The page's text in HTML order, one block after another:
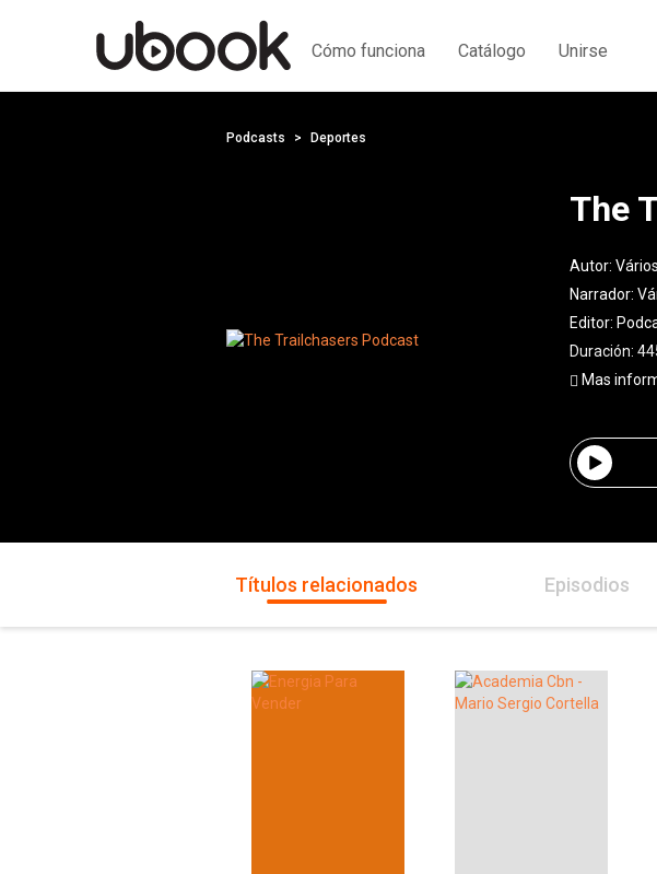
Cómo funciona Catálogo Unirse
Podcasts Deportes
The
Autor: Vários
Narrador:
Editor:
Duración:
Mas
Títulos relacionados Episodios